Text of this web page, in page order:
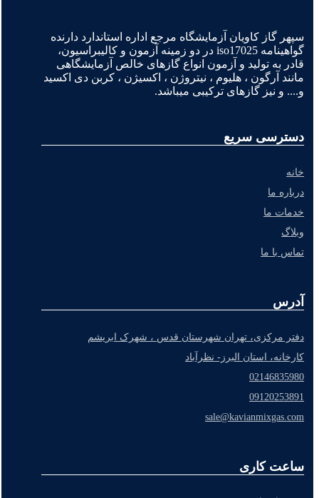
سپهر گاز کاویان آزمایشگاه مرجع اداره استاندارد دارنده
گواهینامه iso17025 در دو زمینه آزمون و کالیبراسیون،
قادر به تولید و آزمون انواع گازهای خالص آزمایشگاهی
مانند آرگون ، هلیوم ، نیتروژن ، اکسیژن ، کربن دی اکسید
و.... و نیز گازهای ترکیبی میباشد.
دسترسی سریع
خانه
درباره ما
خدمات ما
وبلاگ
تماس با ما
آدرس
دفتر مرکزی، تهران شهرستان قدس ، شهرک ابریشم
کارخانه، استان البرز- نظرآباد
02146835980
09120253891
sale@kavianmixgas.com
ساعت کاری